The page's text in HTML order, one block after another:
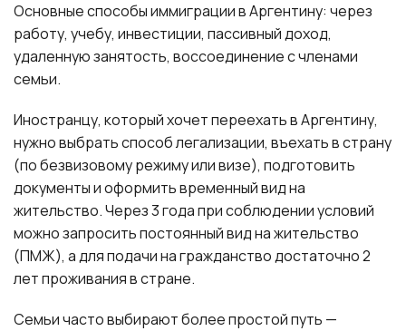
Основные способы иммиграции в Аргентину: через
работу, учебу, инвестиции, пассивный доход,
удаленную занятость, воссоединение с членами
семьи.
Иностранцу, который хочет переехать в Аргентину,
нужно выбрать способ легализации, въехать в страну
(по безвизовому режиму или визе), подготовить
документы и оформить временный вид на
жительство. Через 3 года при соблюдении условий
можно запросить постоянный вид на жительство
(ПМЖ), а для подачи на гражданство достаточно 2
лет проживания в стране.
Семьи часто выбирают более простой путь —